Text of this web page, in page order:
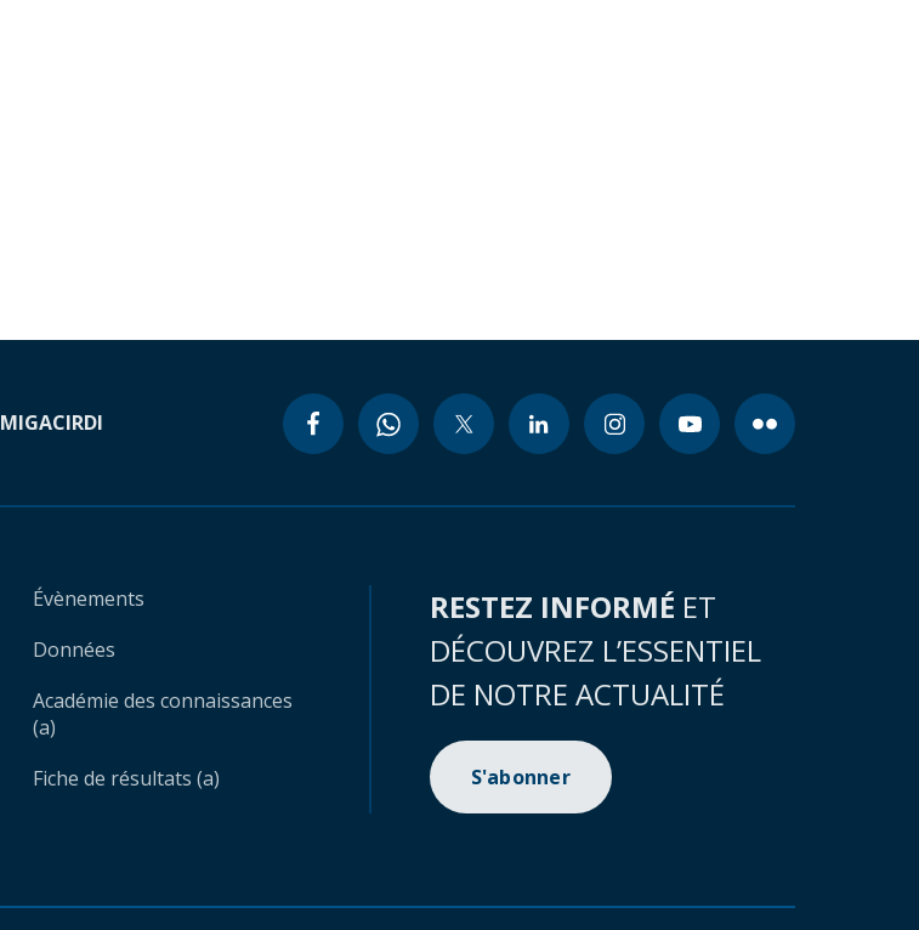
MIGACIRDI
Évènements
Données
Académie des connaissances
(a)
Fiche de résultats (a)
RESTEZ INFORMÉ ET
DÉCOUVREZ L’ESSENTIEL
DE NOTRE ACTUALITÉ
S'abonner